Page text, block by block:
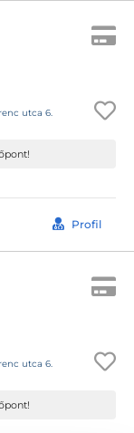
utca 6.
Profil
utca 6.